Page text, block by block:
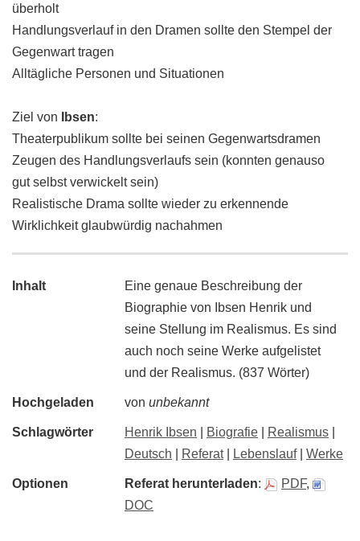
überholt
Handlungsverlauf in den Dramen sollte den Stempel der
Gegenwart tragen
Alltägliche Personen und Situationen
Ziel von Ibsen:
Theaterpublikum sollte bei seinen Gegenwartsdramen
Zeugen des Handlungsverlaufs sein (konnten genauso
gut selbst verwickelt sein)
Realistische Drama sollte wieder zu erkennende
Wirklichkeit glaubwürdig nachahmen
Inhalt
Eine genaue Beschreibung der
Biographie von Ibsen Henrik und
seine Stellung im Realismus. Es sind
auch noch seine Werke aufgelistet
und der Realismus. (837 Wörter)
Hochgeladen von unbekannt
Schlagwörter Henrik Ibsen Biografie Realismus
Deutsch
Referat| Lebenslauf| Werke
Optionen Referat herunterladen: PDF,
DOC